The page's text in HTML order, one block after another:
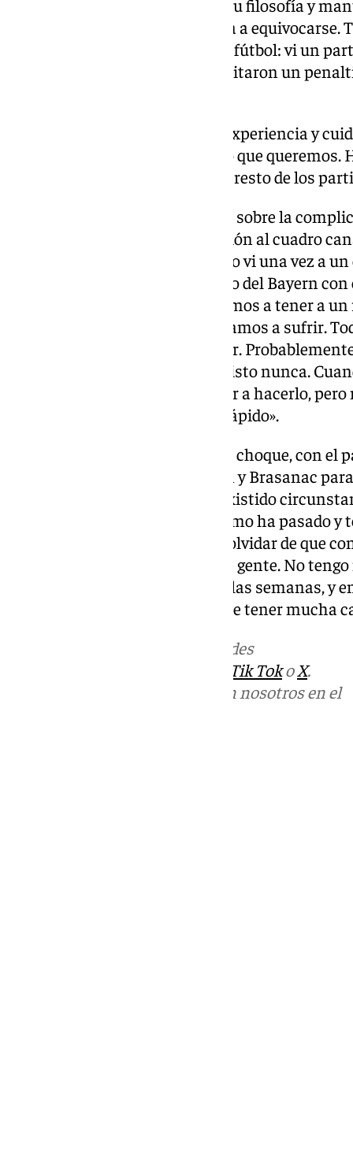
preparador prefiere seguir con su filosofía y
aventura a predecir, se aventura a equivocarse.
imaginar cosas que pasan en el fútbol: vi un
en el minuto 10, otro en el que pitaron un
«Tienen jugadores con mucha experiencia y
en que hemos andado más de lo que
asegurar a los jugadores para el resto de los
Funes responde a una pregunta sobre la
Palmas, poniendo en una posición al cuadro
derrotados, ante ello explica: «Yo vi una vez a
en un minuto y medio: el partido del Bayern
que tener nuestra identidad, vamos a tener a
capaces de mantener el nivel, vamos a sufrir.
anteriores no tiene ningún valor.
planteamiento que no hemos visto nunca.
veces, piensas que puedes volver a hacerlo,
blanco a lo negro se pasa muy rápido».
Durante los minutos finales del choque, con el
dos ocasiones claras de Joaquín y Brasanac
valora esta situación: «Sí han existido
partir de ahí, ha pasado todo como ha pasado
el miércoles. Nos tenemos que olvidar de que
tenemos que ganar con nuestra gente. No
hacer, lo llevan haciendo todas las semanas, y
poner los sentidos. Tenemos que tener mucha
en las redes
Tik TokoX.
Puedes ponerte en contacto con nosotros en el